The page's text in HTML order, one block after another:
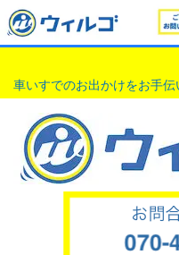
車いすでのお出かけをお手